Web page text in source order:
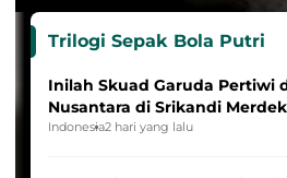
Trilogi Sepak Bola Putri
Inilah Skuad Garuda Pertiwi
Nusantara di Srikandi
Indonesia2 hari yang lalu